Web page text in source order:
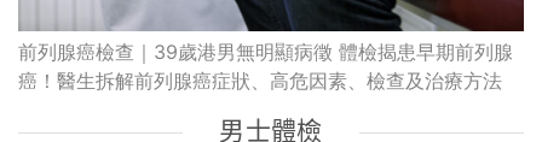
前列腺癌檢查｜39歲港男無明顯病徵 體檢揭患早期前列腺
癌！醫生拆解前列腺癌症狀、高危因素、檢查及治療方法